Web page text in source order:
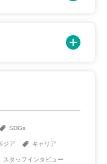
SDGs
ジア キャリア
スタッフインタビュー